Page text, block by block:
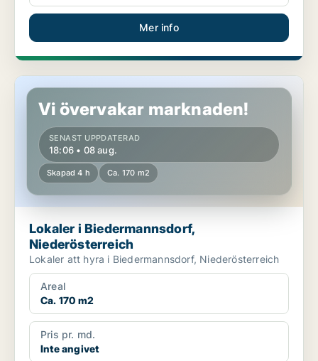
Mer info
Lokaler i Biedermannsdorf, Niederösterreich
Vi övervakar marknaden!
SENAST UPPDATERAD
18:06 • 08 aug.
Skapad 4 h Ca. 170 m2
Lokaler i Biedermannsdorf,
Niederösterreich
Lokaler att hyra i Biedermannsdorf, Niederösterreich
Areal
Ca. 170 m2
Pris pr. md.
Inte angivet